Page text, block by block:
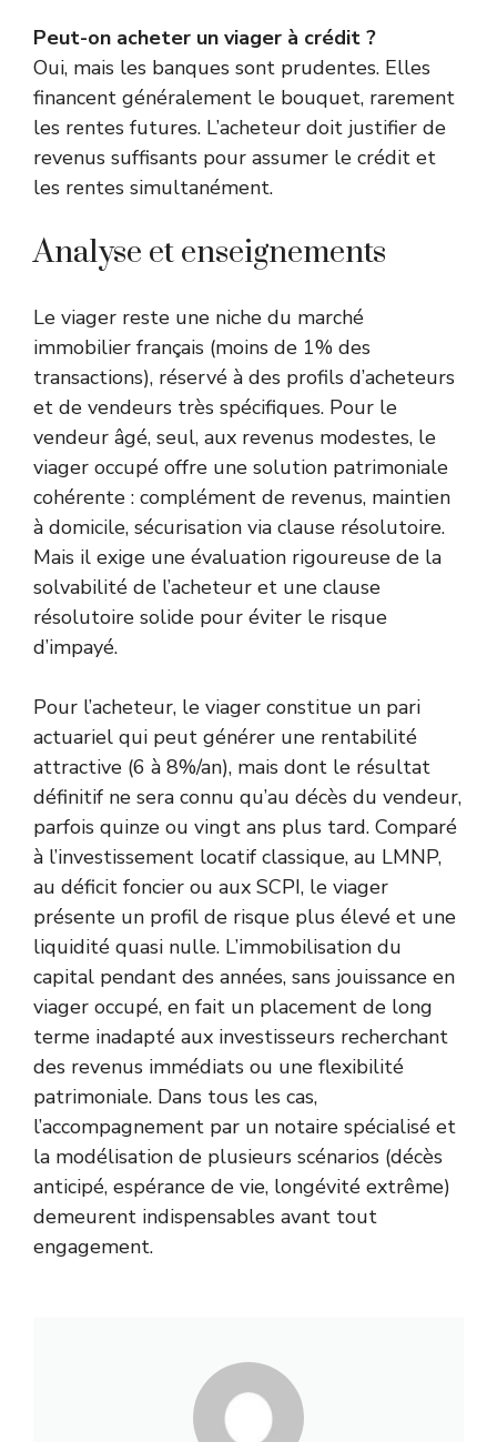
Peut-on acheter un viager à crédit ?
Oui, mais les banques sont prudentes. Elles
financent généralement le bouquet, rarement
les rentes futures. L’acheteur doit justifier de
revenus suffisants pour assumer le crédit et
les rentes simultanément.
Analyse et enseignements
Le viager reste une niche du marché
immobilier français (moins de 1% des
transactions), réservé à des profils d’acheteurs
et de vendeurs très spécifiques. Pour le
vendeur âgé, seul, aux revenus modestes, le
viager occupé offre une solution patrimoniale
cohérente : complément de revenus, maintien
à domicile, sécurisation via clause résolutoire.
Mais il exige une évaluation rigoureuse de la
solvabilité de l’acheteur et une clause
résolutoire solide pour éviter le risque
d’impayé.
Pour l’acheteur, le viager constitue un pari
actuariel qui peut générer une rentabilité
attractive (6 à 8%/an), mais dont le résultat
définitif ne sera connu qu’au décès du vendeur,
parfois quinze ou vingt ans plus tard. Comparé
à l’investissement locatif classique, au LMNP,
au déficit foncier ou aux SCPI, le viager
présente un profil de risque plus élevé et une
liquidité quasi nulle. L’immobilisation du
capital pendant des années, sans jouissance en
viager occupé, en fait un placement de long
terme inadapté aux investisseurs recherchant
des revenus immédiats ou une flexibilité
patrimoniale. Dans tous les cas,
l’accompagnement par un notaire spécialisé et
la modélisation de plusieurs scénarios (décès
anticipé, espérance de vie, longévité extrême)
demeurent indispensables avant tout
engagement.